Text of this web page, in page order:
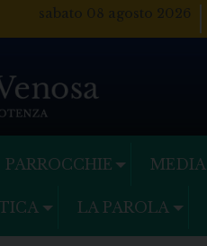
sabato 08 agosto 2026
PARROCCHIE MEDIA
LA PAROLA